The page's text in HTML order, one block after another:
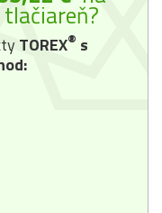
TOREX® s